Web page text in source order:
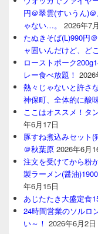
円＠翠雲(すいうん)
ゃない…。
2026年7
たぬきそば(L)990円
ャ固いんだけど、ど
ローストポーク
レー食べ放題！ 2026
熱々じゃないと許さ
神保町、全体的に酸
ここはオススメ！タ
年6月17日
豚すね煮込みセット
＠秋葉原 2026年6月
注文を受けてから粉
製ラーメン(醤油
年6月15日
あじたたき大盛定食
24時間営業のソルロ
い～！ 2026年6月2日